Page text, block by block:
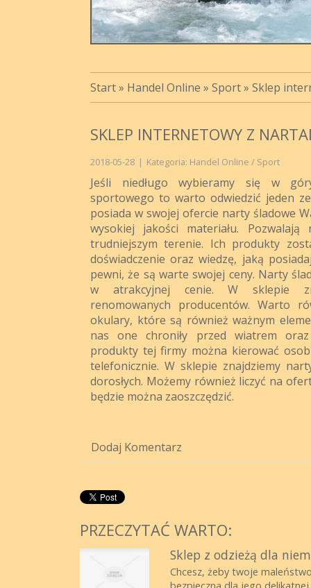
Start» Handel Online » Sport» Sklep
SKLEP INTERNETOWY Z
2018-05-28 | Kategoria: Handel Online / Sport
Jeśli niedługo wybieramy się w
sportowego to warto odwiedzić jeden
posiada w swojej ofercie narty śladowe
wysokiej jakości materiału.
trudniejszym terenie. Ich produkty
doświadczenie oraz wiedzę, jaką
pewni, że są warte swojej ceny. Narty
w atrakcyjnej cenie. W sklepie
renomowanych producentów. Warto
okulary, które są również ważnym
nas one chroniły przed wiatrem
produkty tej firmy można kierować
telefonicznie. W sklepie znajdziemy
dorosłych. Możemy również liczyć na
będzie można zaoszczędzić.
Dodaj Komentarz
PRZECZYTAĆ WARTO:
Sklep z odzieżą dla
Chcesz, żeby twoje
bezpieczna dla jego